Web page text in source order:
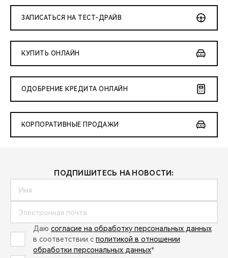
ЗАПИСАТЬСЯ НА ТЕСТ-ДРАЙВ
КУПИТЬ ОНЛАЙН
ОДОБРЕНИЕ КРЕДИТА ОНЛАЙН
КОРПОРАТИВНЫЕ ПРОДАЖИ
ПОДПИШИТЕСЬ НА НОВОСТИ:
Даю согласие на обработку персональных данных
в соответствии с политикой в отношении
обработки персональных данных*